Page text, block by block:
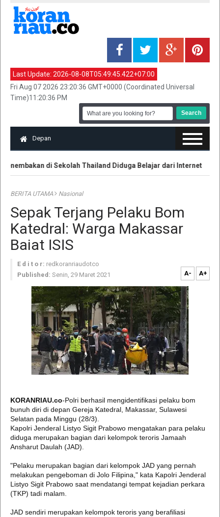
Last Update: 2026-08-08T05:49:45.422+07:00
Fri Aug 07 2026 23:20:36 GMT+0000 (Coordinated Universal
Time)11:20:36 PM
Depan
di Sekolah Thailand Diduga Belajar dari Internet
BERITA UTAMA Nasional
Sepak Terjang Pelaku Bom
Katedral: Warga Makassar
Baiat ISIS
E d i t o r: redkoranriaudotco
Published: Senin, 29 Maret 2021 A- A+
KORANRIAU.co-Polri berhasil mengidentifikasi pelaku bom
bunuh diri di depan Gereja Katedral, Makassar, Sulawesi
Selatan pada Minggu (28/3).
Kapolri Jenderal Listyo Sigit Prabowo mengatakan para pelaku
diduga merupakan bagian dari kelompok teroris Jamaah
Ansharut Daulah (JAD).
"Pelaku merupakan bagian dari kelompok JAD yang pernah
melakukan pengeboman di Jolo Filipina," kata Kapolri Jenderal
Listyo Sigit Prabowo saat mendatangi tempat kejadian perkara
(TKP) tadi malam.
JAD sendiri merupakan kelompok teroris yang berafiliasi